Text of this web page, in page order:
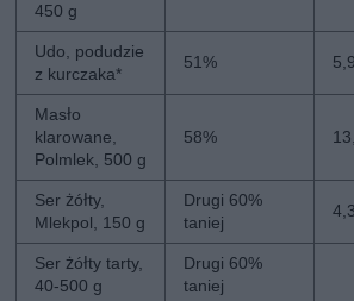
450 g
Udo, podudzie
z kurczaka*
51%
Masło
klarowane,
Polmlek, 500 g
58%
Ser żółty,
Mlekpol, 150 g
Drugi 60%
taniej
Ser żółty tarty,
40-500 g
Drugi 60%
taniej